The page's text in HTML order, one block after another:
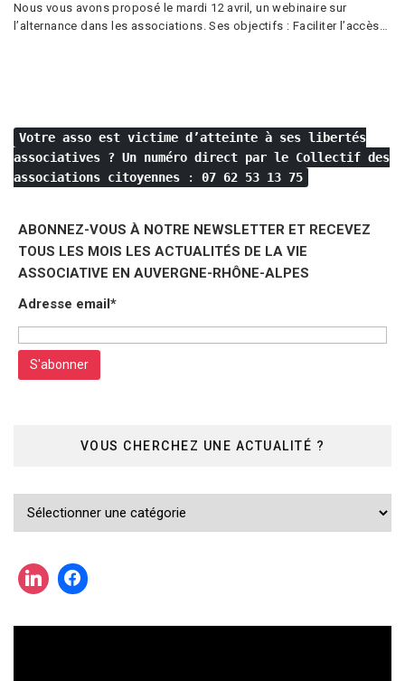
Nous vous avons proposé le mardi 12 avril, un webinaire sur
l’alternance dans les associations. Ses objectifs : Faciliter l’accès…
Votre asso est victime d’atteinte à ses libertés
associatives ? Un numéro direct par le Collectif des
associations citoyennes : 07 62 53 13 75
ABONNEZ-VOUS À NOTRE NEWSLETTER ET RECEVEZ
TOUS LES MOIS LES ACTUALITÉS DE LA VIE
ASSOCIATIVE EN AUVERGNE-RHÔNE-ALPES
Adresse email*
VOUS CHERCHEZ UNE ACTUALITÉ ?
Vous
actualité
?